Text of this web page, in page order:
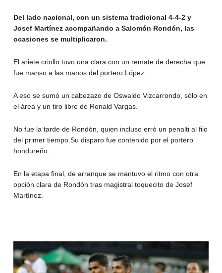
Del lado nacional, con un sistema tradicional 4-4-2 y
Josef Martínez acompañando a Salomón Rondón, las
ocasiones se multiplicaron.
El ariete criollo tuvo una clara con un remate de derecha que
fue manso a las manos del portero López.
A eso se sumó un cabezazo de Oswaldo Vizcarrondo, sólo en
el área y un tiro libre de Ronald Vargas.
No fue la tarde de Rondón, quien incluso erró un penalti al filo
del primer tiempo.Su disparo fue contenido por el portero
hondureño.
En la etapa final, de arranque se mantuvo el ritmo con otra
opción clara de Rondón tras magistral toquecito de Josef
Martínez.